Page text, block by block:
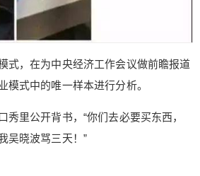
式，在为中央经济工作会议做前瞻报道
模式中的唯一样本进行分析。
秀里公开背书，“你们去必要买东西，
吴晓波骂三天！”